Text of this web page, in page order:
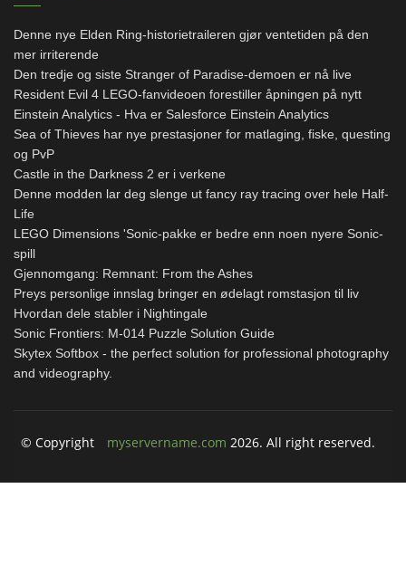
Denne nye Elden Ring-historietraileren gjør ventetiden på den
mer irriterende
Den tredje og siste Stranger of Paradise-demoen er nå live
Resident Evil 4 LEGO-fanvideoen forestiller åpningen på nytt
Einstein Analytics - Hva er Salesforce Einstein Analytics
Sea of ​​Thieves har nye prestasjoner for matlaging, fiske, questing
og PvP
Castle in the Darkness 2 er i verkene
Denne modden lar deg slenge ut fancy ray tracing over hele Half-
Life
LEGO Dimensions 'Sonic-pakke er bedre enn noen nyere Sonic-
spill
Gjennomgang: Remnant: From the Ashes
Preys personlige innslag bringer en ødelagt romstasjon til liv
Hvordan dele stabler i Nightingale
Sonic Frontiers: M-014 Puzzle Solution Guide
Skytex Softbox - the perfect solution for professional photography
and videography.
© Copyright myservername.com 2026. All right reserved.